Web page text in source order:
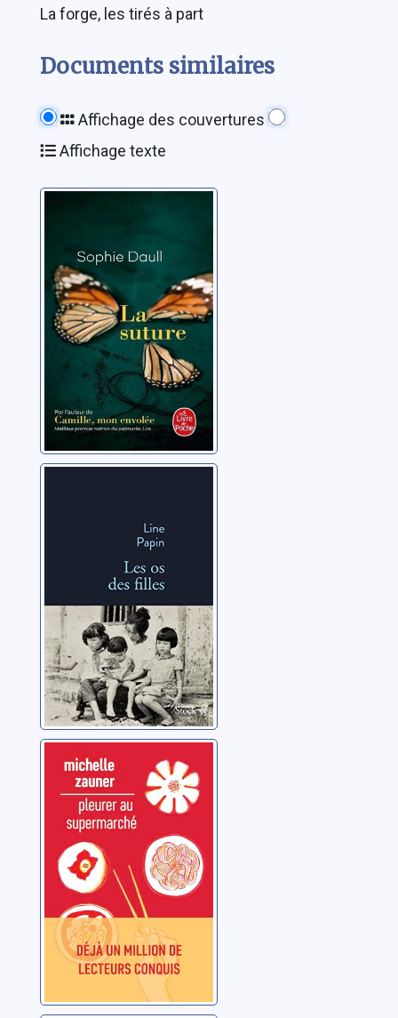
La forge, les tirés à part
Documents similaires
Affichage des couvertures
Affichage texte
Pleurer au
supermarché
Zauner, Michelle